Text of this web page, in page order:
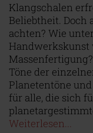
Klangschalen
Beliebtheit. Doch
achten? Wie
Töne der
Planetentöne
für alle, die sich
Weiterlesen...